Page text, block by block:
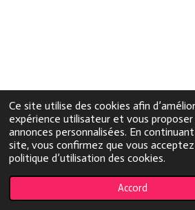
Ce site utilise des cookies afin
expérience utilisateur et vous proposer
annonces personnalisées. En
site, vous confirmez que vous
politique d’utilisation des cookies.
Accord